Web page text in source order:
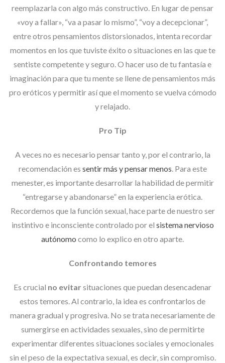
reemplazarla con algo más constructivo. En lugar de pensar
«voy a fallar», “va a pasar lo mismo”, “voy a decepcionar”,
entre otros pensamientos distorsionados, intenta recordar
momentos en los que tuviste éxito o situaciones en las que te
sentiste competente y seguro. O hacer uso de tu fantasía e
imaginación para que tu mente se llene de pensamientos más
pro eróticos y permitir así que el momento se vuelva cómodo
y relajado.
Pro Tip
A veces no es necesario pensar tanto y, por el contrario, la
recomendación es sentir más y pensar menos. Para este
menester, es importante desarrollar la habilidad de permitir
“entregarse y abandonarse” en la experiencia erótica.
Recordemos que la función sexual, hace parte de nuestro ser
instintivo e inconsciente controlado por el sistema nervioso
autónomo como lo explico en otro aparte.
Confrontando temores
Es crucial no evitar situaciones que puedan desencadenar
estos temores. Al contrario, la idea es confrontarlos de
manera gradual y progresiva. No se trata necesariamente de
sumergirse en actividades sexuales, sino de permitirte
experimentar diferentes situaciones sociales y emocionales
sin el peso de la expectativa sexual, es decir, sin compromiso.